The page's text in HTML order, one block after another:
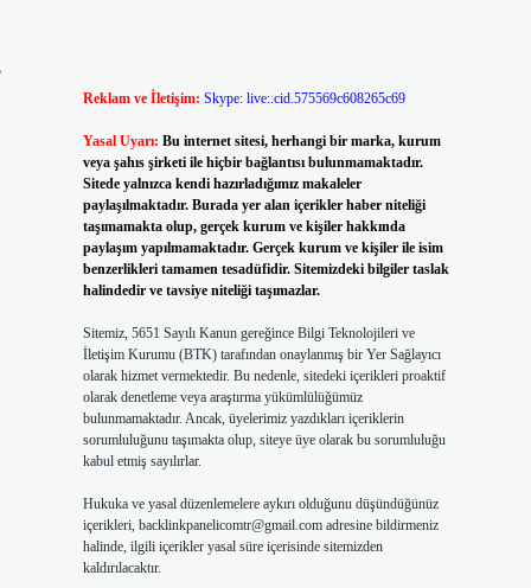
Reklam ve İletişim: Skype: live:.cid.575569c608265c69
Yasal Uyarı: Bu internet sitesi, herhangi bir marka, kurum
veya şahıs şirketi ile hiçbir bağlantısı bulunmamaktadır.
Sitede yalnızca kendi hazırladığımız makaleler
paylaşılmaktadır. Burada yer alan içerikler haber niteliği
taşımamakta olup, gerçek kurum ve kişiler hakkında
paylaşım yapılmamaktadır. Gerçek kurum ve kişiler ile isim
benzerlikleri tamamen tesadüfidir. Sitemizdeki bilgiler taslak
halindedir ve tavsiye niteliği taşımazlar.
Sitemiz, 5651 Sayılı Kanun gereğince Bilgi Teknolojileri ve
İletişim Kurumu (BTK) tarafından onaylanmış bir Yer Sağlayıcı
olarak hizmet vermektedir. Bu nedenle, sitedeki içerikleri proaktif
olarak denetleme veya araştırma yükümlülüğümüz
bulunmamaktadır. Ancak, üyelerimiz yazdıkları içeriklerin
sorumluluğunu taşımakta olup, siteye üye olarak bu sorumluluğu
kabul etmiş sayılırlar.
Hukuka ve yasal düzenlemelere aykırı olduğunu düşündüğünüz
içerikleri, backlinkpanelicomtr@gmail.comadresine bildirmeniz
halinde, ilgili içerikler yasal süre içerisinde sitemizden
kaldırılacaktır.